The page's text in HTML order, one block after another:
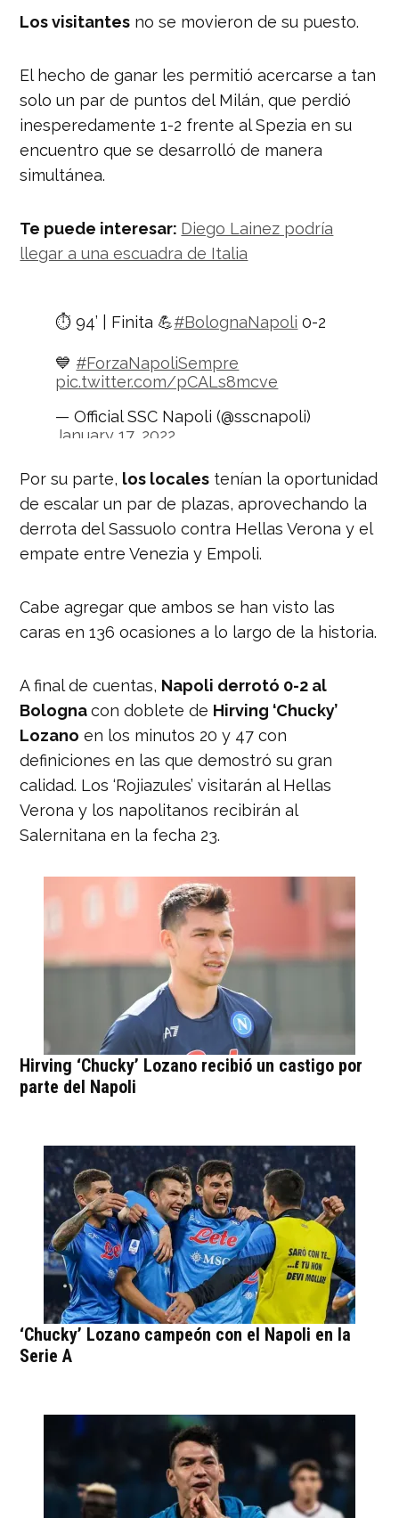
Los visitantes no se movieron de su puesto.
El hecho de ganar les permitió acercarse a tan
solo un par de puntos del Milán, que perdió
inesperedamente 1-2 frente al Spezia en su
encuentro que se desarrolló de manera
simultánea.
Te puede interesar: Diego Lainez podría
llegar a una escuadra de Italia
⏱ 94’ | Finita 💪#BolognaNapoli 0-2
💙 #ForzaNapoliSempre
pic.twitter.com/pCALs8mcve
— Official SSC Napoli (@sscnapoli)
January 17, 2022
Por su parte, los locales tenían la oportunidad
de escalar un par de plazas, aprovechando la
derrota del Sassuolo contra Hellas Verona y el
empate entre Venezia y Empoli.
Cabe agregar que ambos se han visto las
caras en 136 ocasiones a lo largo de la historia.
A final de cuentas, Napoli derrotó 0-2 al
Bolognacon doblete de Hirving ‘Chucky’
Lozano en los minutos 20 y 47 con
definiciones en las que demostró su gran
calidad. Los ‘Rojiazules’ visitarán al Hellas
Verona y los napolitanos recibirán al
Salernitana en la fecha 23.
Hirving ‘Chucky’ Lozano recibió un castigo por
parte del Napoli
‘Chucky’ Lozano campeón con el Napoli en la
Serie A